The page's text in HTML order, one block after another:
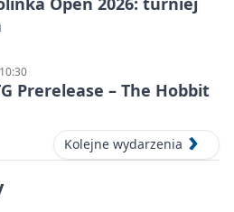
Prerelease – The Hobbit
Kolejne wydarzenia